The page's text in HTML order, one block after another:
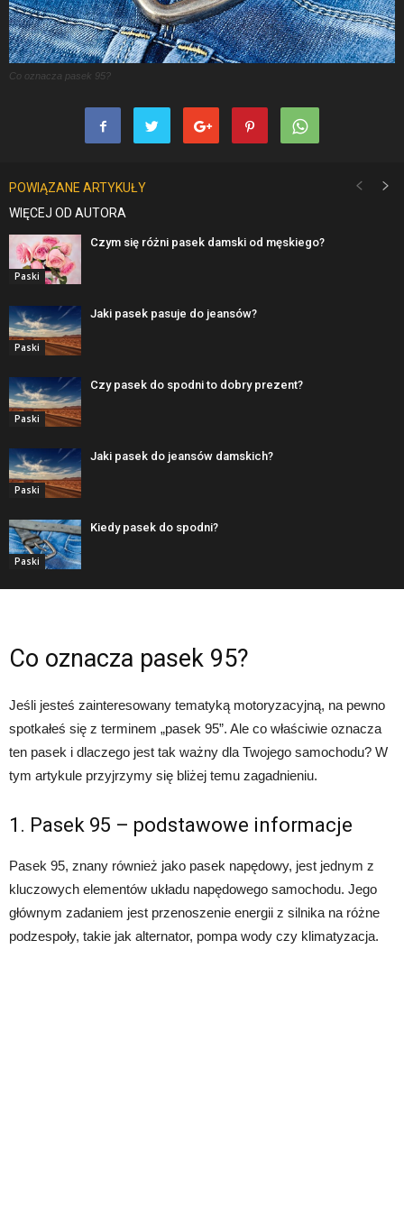
Co oznacza pasek 95?
POWIĄZANE ARTYKUŁY
WIĘCEJ OD AUTORA
Paski
Czym się różni pasek damski od męskiego?
Paski
Jaki pasek pasuje do jeansów?
Paski
Czy pasek do spodni to dobry prezent?
Paski
Jaki pasek do jeansów damskich?
Paski
Kiedy pasek do spodni?
Co oznacza pasek 95?
Jeśli jesteś zainteresowany tematyką motoryzacyjną, na pewno
spotkałeś się z terminem „pasek 95”. Ale co właściwie oznacza
ten pasek i dlaczego jest tak ważny dla Twojego samochodu? W
tym artykule przyjrzymy się bliżej temu zagadnieniu.
1. Pasek 95 – podstawowe informacje
Pasek 95, znany również jako pasek napędowy, jest jednym z
kluczowych elementów układu napędowego samochodu. Jego
głównym zadaniem jest przenoszenie energii z silnika na różne
podzespoły, takie jak alternator, pompa wody czy klimatyzacja.